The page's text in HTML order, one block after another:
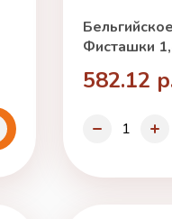
Фисташки
582.12